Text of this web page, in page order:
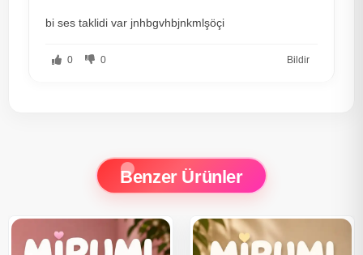
bi ses taklidi var jnhbgvhbjnkmlşöçi
0 0 Bildir
Benzer Ürünler